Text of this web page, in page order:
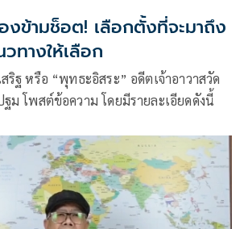
งข้ามช็อต! เลือกตั้งที่จะมาถึง
ทางให้เลือก
ริฐ หรือ “พุทธะอิสระ” อดีตเจ้าอาวาสวัด
ม โพสต์ข้อความ โดยมีรายละเอียดดังนี้